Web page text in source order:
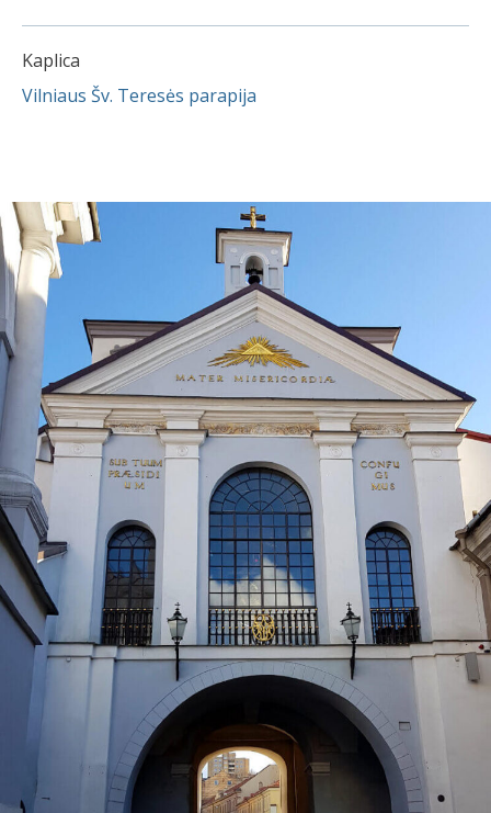
Kaplica
Vilniaus Šv. Teresės parapija